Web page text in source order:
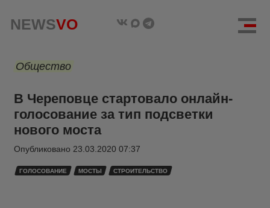
NEWSVO
Общество
В Череповце стартовало онлайн-
голосование за тип подсветки
нового моста
Опубликовано 23.03.2020 07:37
ГОЛОСОВАНИЕ МОСТЫ СТРОИТЕЛЬСТВО